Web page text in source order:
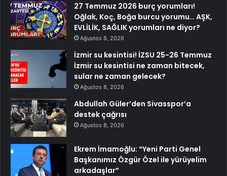
27 Temmuz 2026 burç yorumları!
Oğlak, Koç, Boğa burcu yorumu… AŞK,
EVLİLİK, SAĞLIK yorumları ne diyor?
Ağustos 8, 2026
İzmir su kesintisi! İZSU 25-26 Temmuz
İzmir su kesintisi ne zaman bitecek,
sular ne zaman gelecek?
Ağustos 8, 2026
Abdullah Güler’den Sivasspor’a
destek çağrısı
Ağustos 8, 2026
Ekrem İmamoğlu: “Yeni Parti Genel
Başkanımız Özgür Özel ile yürüyelim
arkadaşlar”